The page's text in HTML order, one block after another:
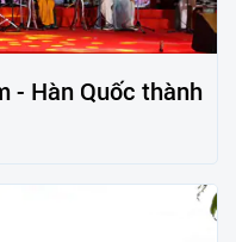
- Hàn Quốc thành